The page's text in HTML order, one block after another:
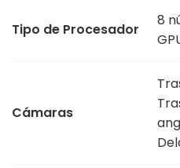
Tipo de Procesador
8
Cámaras